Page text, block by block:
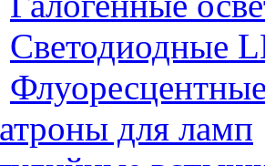
Светодиодные
для ламп